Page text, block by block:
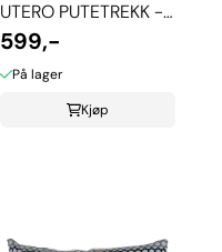
UTERO PUTETREKK -
BEIGE
599,-
På lager
Kjøp